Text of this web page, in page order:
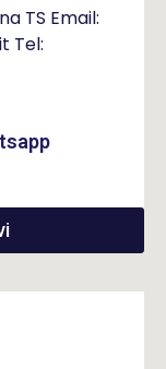
TS Email:
Tel: